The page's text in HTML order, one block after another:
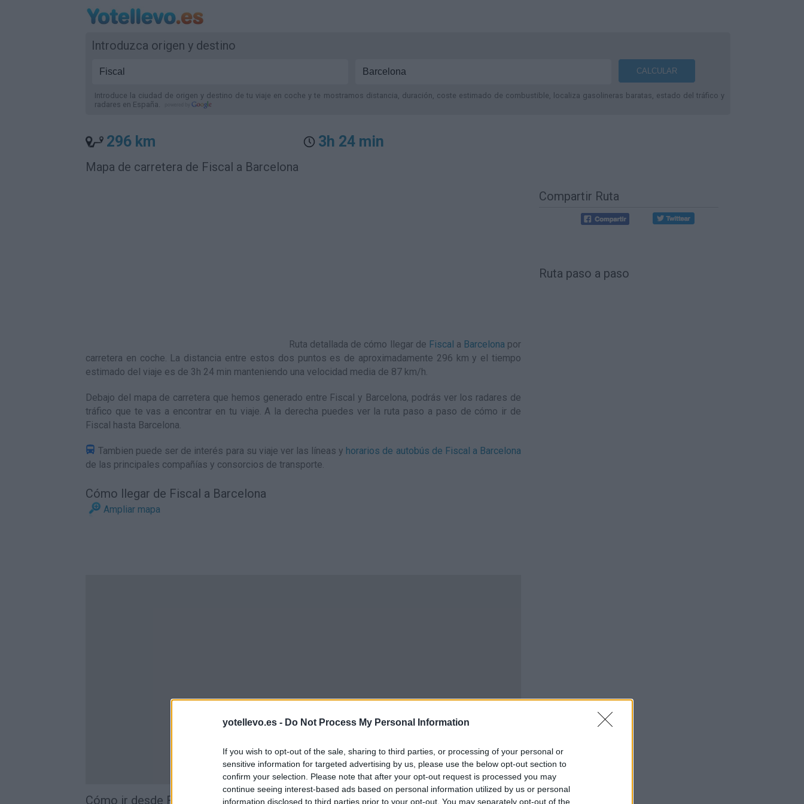
yotellevo.es - Do Not Process My Personal Information
If you wish to opt-out of the sale, sharing to third parties, or processing of your personal or
sensitive information for targeted advertising by us, please use the below opt-out section to
confirm your selection. Please note that after your opt-out request is processed you may
continue seeing interest-based ads based on personal information utilized by us or personal
information disclosed to third parties prior to your opt-out. You may separately opt-out of the
Introduzca origen y destino
Introduce la ciudad de origen y destino de tu viaje en coche y te mostramos distancia, duración, coste estimado de combustible, localiza gasolineras baratas, estado del tráfico y
radares en España.
296 km 3h 24 min
Mapa de carretera de Fiscal a Barcelona
Ruta detallada de cómo llegar de Fiscal a Barcelona por
carretera en coche. La distancia entre estos dos puntos es de aproximadamente 296 km y el tiempo
estimado del viaje es de 3h 24 min manteniendo una velocidad media de 87 km/h.
Debajo del mapa de carretera que hemos generado entre Fiscal y Barcelona, podrás ver los radares de
tráfico que te vas a encontrar en tu viaje. A la derecha puedes ver la ruta paso a paso de cómo ir de
Fiscal hasta Barcelona.
Tambien puede ser de interés para su viaje ver las líneas y horarios de autobús de Fiscal a Barcelona
de las principales compañías y consorcios de transporte.
Cómo llegar de Fiscal a Barcelona
Ampliar mapa
Cómo ir desde Fiscal a Barcelona
Compartir Ruta
Ruta paso a paso